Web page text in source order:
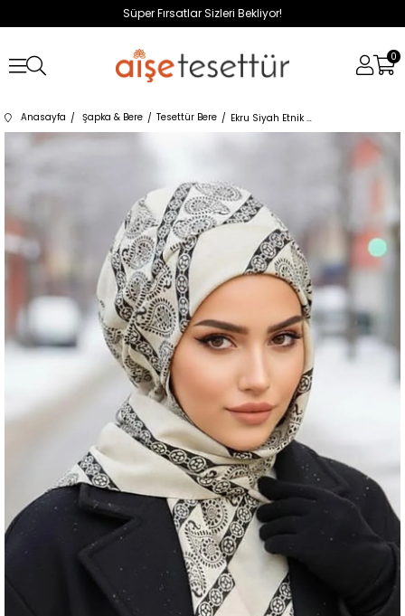
Süper Fırsatlar Sizleri Bekliyor!
0
Anasayfa Şapka & Bere Tesettür Bere Ekru Siyah Etnik Tesettür Bere